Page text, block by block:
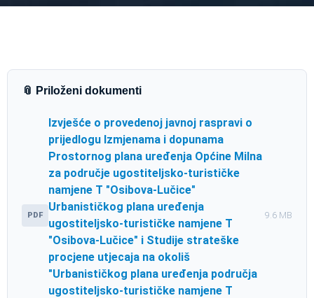
📎 Priloženi dokumenti
PDF
Izvješće o provedenoj javnoj raspravi o
prijedlogu Izmjenama i dopunama
Prostornog plana uređenja Općine Milna
za područje ugostiteljsko-turističke
namjene T "Osibova-Lučice"
Urbanističkog plana uređenja
ugostiteljsko-turističke namjene T
"Osibova-Lučice" i Studije strateške
procjene utjecaja na okoliš
"Urbanističkog plana uređenja područja
ugostiteljsko-turističke namjene T
9.6 MB